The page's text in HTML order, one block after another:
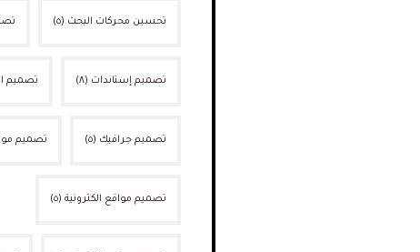
تحسين محركات البحث (٥)
تصميم إستاندات (٨) تصميم
تصميم جرافيك (٥) تصميم
تصميم مواقع الكترونية(٥)